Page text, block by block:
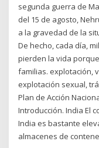
segunda guerra de
del 15 de agosto,
a la gravedad de la
De hecho, cada día,
pierden la vida
familias. explotación,
explotación sexual,
Plan de Acción
Introducción. India El
India es bastante
almacenes de